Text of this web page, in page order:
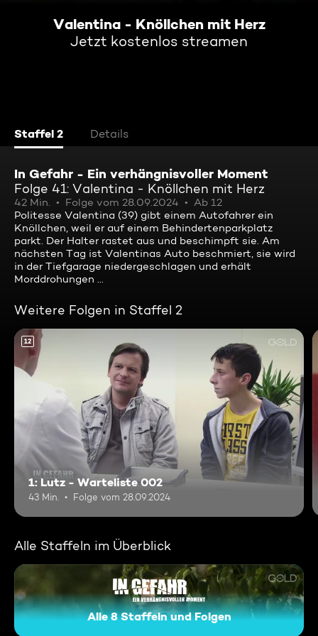
Valentina - Knöllchen mit Herz
Jetzt kostenlos streamen
Staffel 2 Details
In Gefahr - Ein verhängnisvoller Moment
Folge 41: Valentina - Knöllchen mit Herz
42 Min. Folge vom 28.09.2024
Ab 12
Politesse Valentina (39) gibt einem Autofahrer ein
Knöllchen, weil er auf einem Behindertenparkplatz
parkt. Der Halter rastet aus und beschimpft sie. Am
nächsten Tag ist Valentinas Auto beschmiert, sie wird
in der Tiefgarage niedergeschlagen und erhält
Morddrohungen ...
Weitere Folgen in Staffel 2
12
1: Lutz - Warteliste 002
43 Min. Folge vom 28.09.2024
Alle Staffeln im Überblick
In Gefahr - Ein
Alle 8 Staffeln und Folgen